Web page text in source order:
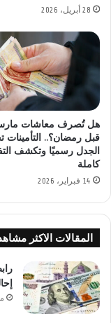
28 أبريل، 2026
قبل رمضان؟.. التأمينات
الجدل رسميًا وتكشف
كاملة
14 فبراير، 2026
المقالات الاكثر